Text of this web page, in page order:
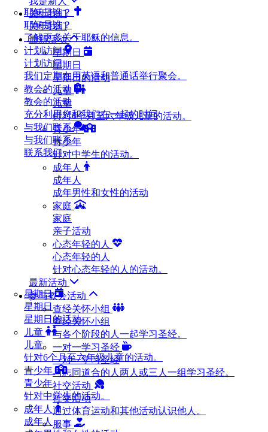
耶稣是谁？
耶稣是谁？
了解更多关于耶稣的信息。
计划访问
计划访问
我们定期在用英语和普通话举行聚会。
教会的活动
教会的活动
充分利用您和我们在一起的时间
与我们联系
与我们联系
联系我们
关于我们
关于我们
最新活动
星期日
星期日
星期日的活动
儿童
儿童
针对6个月至六年级儿童的活动。
青少年
青少年
针对中学生的活动。
成年人
成年人
成年男性和女性的活动
家庭
家庭
亲子活动
心态年轻的人
心态年轻的人
针对心态年轻的人的活动。
最新活动
星期日
星期日
星期日的活动
儿童
儿童
针对6个月至六年级儿童的活动。
青少年
青少年
针对中学生的活动。
成年人
成年人
参与教会活动
查经关怀小组
查经关怀小组
与各个阶段的人一起学习圣经。
一对一学习圣经
一对一学习圣经
与志同道合的人两人或三人一组学习圣经。
社交活动
社交活动
通过体育运动和其他活动认识他人。
服事